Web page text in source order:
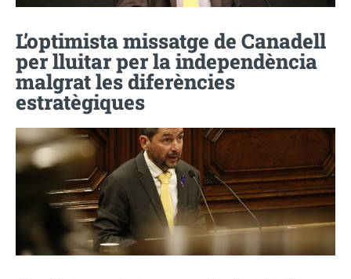
L’optimista missatge de Canadell
per lluitar per la independència
malgrat les diferències
estratègiques